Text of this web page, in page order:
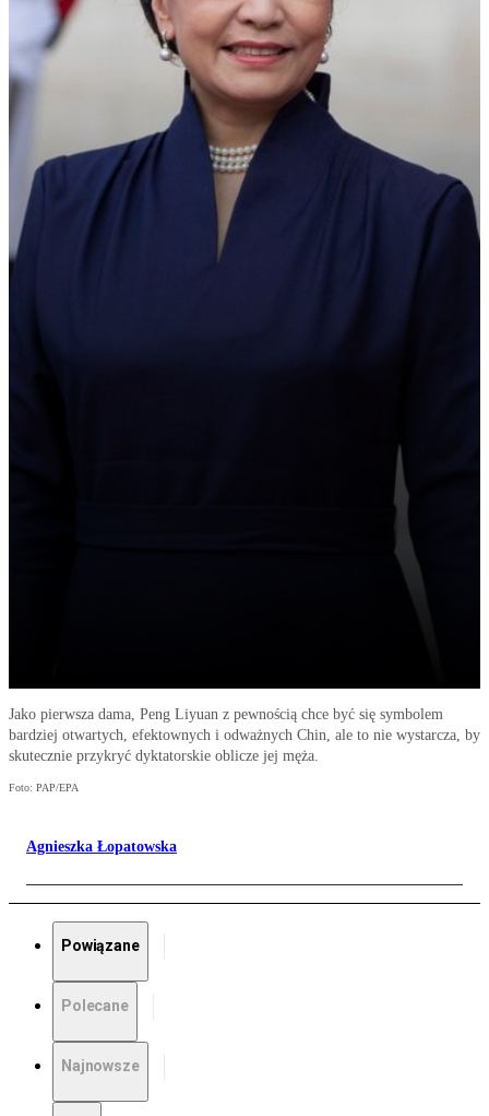
Jako pierwsza dama, Peng Liyuan z pewnością chce być się symbolem
bardziej otwartych, efektownych i odważnych Chin, ale to nie wystarcza, by
skutecznie przykryć dyktatorskie oblicze jej męża.
Foto: PAP/EPA
Agnieszka Łopatowska
Powiązane
Polecane
Najnowsze